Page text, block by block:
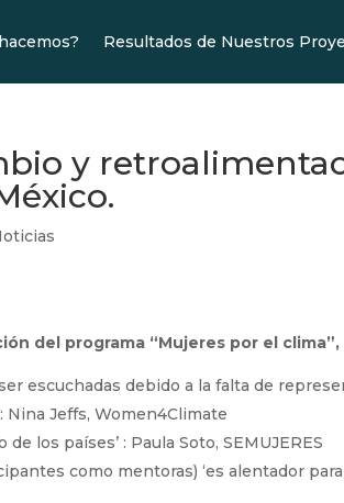
Resultados de Nuestros
y
del programa “Mujeres por el clima”,
escuchadas debido a la falta de
Nina Jeffs, Women4Climate
los países’ : Paula Soto, SEMUJERES
como mentoras) ‘es alentador